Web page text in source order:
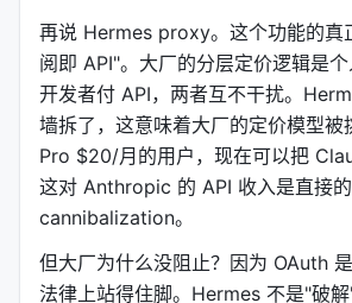
额从"只能聊天"变成了"可被任何工具
本身，就是巨大的杠杆。
---
三、Prompt Caching 与显式状态
大模型的"记忆"是个幻觉。
每次 API 调用都是无状态的。你以
了十轮，它记得前面说了什么。实际
再说 Hermes proxy。这个功能的真
阅即 API"。大厂的分层定价逻辑是个
开发者付 API，两者互不干扰。
墙拆了，这意味着大厂的定价模型
Pro $20/月的用户，现在可以把
这对 Anthropic 的 API 收入是直接的
cannibalization。
但大厂为什么没阻止？因为 OAuth 是
法律上站得住脚。Hermes 不是"破